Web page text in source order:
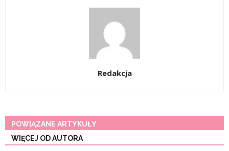
Redakcja
POWIĄZANE ARTYKUŁY
WIĘCEJ OD AUTORA